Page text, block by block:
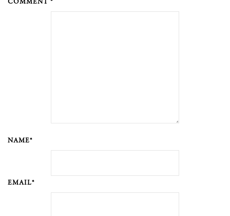
COMMENT *
NAME*
EMAIL*